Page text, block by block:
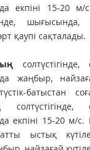
екпіні 15-20 м/
шығысында,
қаупі сақталады.
солтүстігінде,
жаңбыр,
батыстан
солтүстігінде,
екпіні 15-20 м/с.
ыстық